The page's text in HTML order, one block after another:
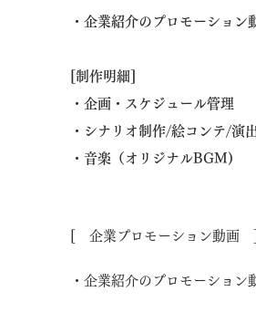
・企業紹介のプロモーション
[制作明細]
・企画・スケジュール管理
・シナリオ制作/絵コンテ/演
​・音楽（オリジナルBGM)
[ 企業プロモーション動画
・企業紹介のプロモーション